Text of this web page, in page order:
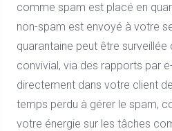
comme spam est placé en
non-spam est envoyé à votre
quarantaine peut être surveillée
convivial, via des rapports par
directement dans votre client
temps perdu à gérer le spam,
votre énergie sur les tâches